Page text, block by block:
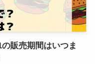
販売期間はいつま